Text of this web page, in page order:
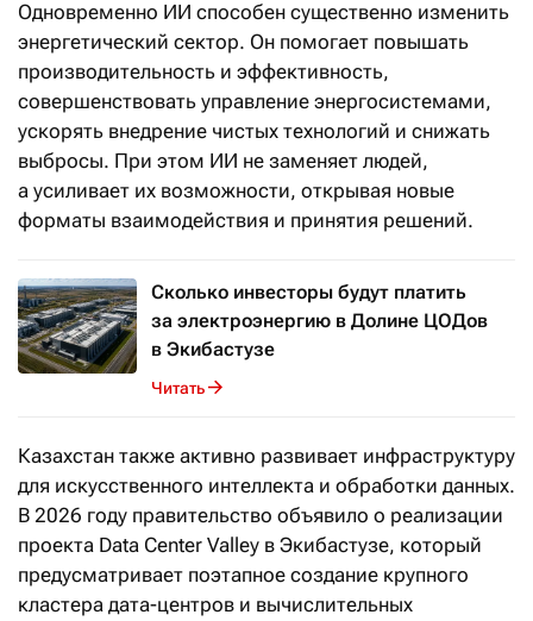
Одновременно ИИ способен существенно изменить
энергетический сектор. Он помогает повышать
производительность и эффективность,
совершенствовать управление энергосистемами,
ускорять внедрение чистых технологий и снижать
выбросы. При этом ИИ не заменяет людей,
а усиливает их возможности, открывая новые
форматы взаимодействия и принятия решений.
Сколько инвесторы будут платить
за электроэнергию в Долине ЦОДов
в Экибастузе
Читать
Казахстан также активно развивает инфраструктуру
для искусственного интеллекта и обработки данных.
В 2026 году правительство объявило о реализации
проекта Data Center Valley в Экибастузе, который
предусматривает поэтапное создание крупного
кластера дата-центров и вычислительных